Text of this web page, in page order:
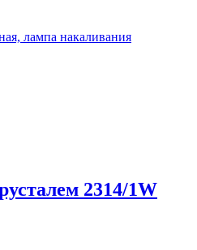
лампа накаливания
2314/1W